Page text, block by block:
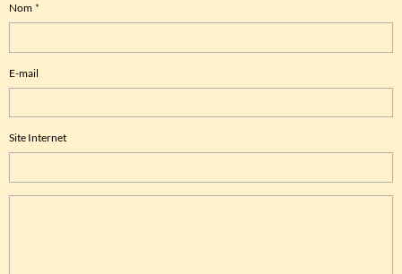
Nom
E-mail
Site Internet